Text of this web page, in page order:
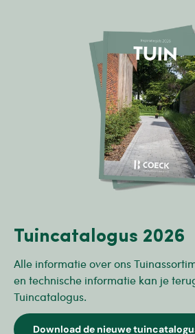
Tuincatalogus 2026
Alle informatie over ons
en technische informatie kan je
Tuincatalogus.
Download de nieuwe